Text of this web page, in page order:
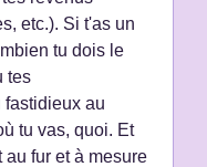
etc.). Si t'as un
tu dois le
tes
fastidieux au
tu vas, quoi. Et
fur et à mesure